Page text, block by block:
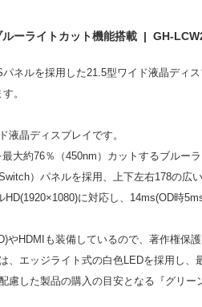
ーライトカット機能搭載 | GH-
ネルを採用した21.5型ワイド液晶ディス
。
液晶ディスプレイです。
大約76％（450nm）カットするブルー
）パネルを採用、上下左右178の広
に対応し、14ms(OD時
HDMIも装備しているので、著作権保
エッジライト式の白色LEDを採用し、
した製品の購入の目安となる『グリー